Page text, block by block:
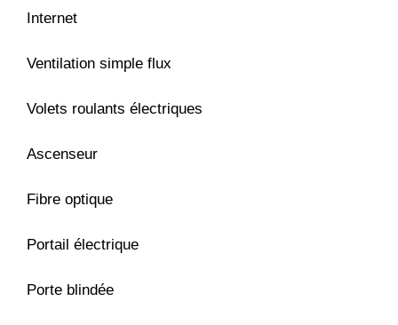
Internet
Ventilation simple flux
Volets roulants électriques
Ascenseur
Fibre optique
Portail électrique
Porte blindée